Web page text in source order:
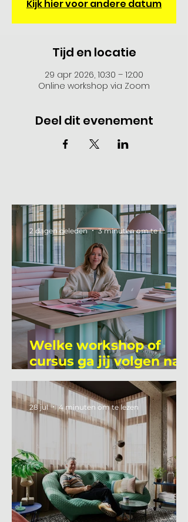
Kijk hier voor andere datum
Tijd en locatie
29 apr 2026, 10:30 – 12:00
Online workshop via Zoom
Deel dit evenement
Welke workshop of
cursus ga jij volgen na
je vakantie?
2 dagen geleden 3 minuten om te lezen
28 jul 4 minuten om te lezen